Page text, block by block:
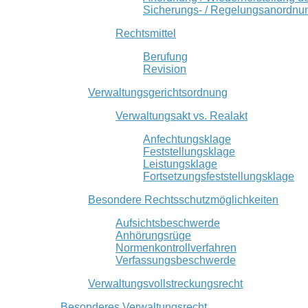
Sicherungs- /
Rechtsmittel
Berufung
Revision
Verwaltungsgerichtsordnung
Verwaltungsakt vs. Realakt
Anfechtungsklage
Feststellungsklage
Leistungsklage
Fortsetzungsfeststellungsklage
Besondere Rechtsschutzmöglichkeiten
Aufsichtsbeschwerde
Anhörungsrüge
Normenkontrollverfahren
Verfassungsbeschwerde
Verwaltungsvollstreckungsrecht